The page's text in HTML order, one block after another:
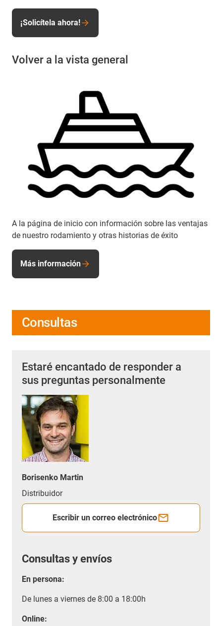
¡Solicítela ahora!
Volver a la vista general
A la página de inicio con información sobre las ventajas
de nuestro rodamiento y otras historias de éxito
Más información
Consultas
Estaré encantado de responder a
sus preguntas personalmente
Borisenko Martin
Distribuidor
Escribir un correo electrónico
Consultas y envíos
En persona:
De lunes a viernes de 8:00 a 18:00h
Online: